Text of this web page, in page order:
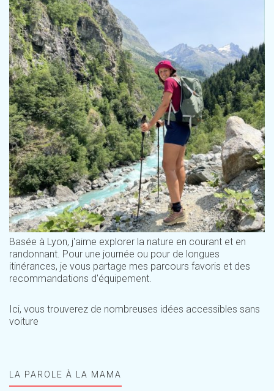
Basée à Lyon, j'aime explorer la nature en courant et en
randonnant. Pour une journée ou pour de longues
itinérances, je vous partage mes parcours favoris et des
recommandations d'équipement.
Ici, vous trouverez de nombreuses idées accessibles sans
voiture
LA PAROLE À LA MAMA